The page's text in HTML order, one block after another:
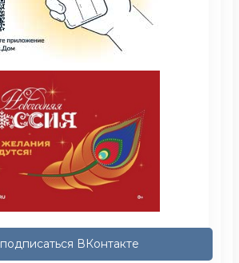
подписаться ВКонтакте